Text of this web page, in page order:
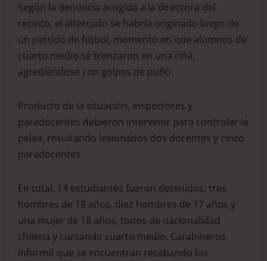
Según la denuncia acogida a la directora del
recinto, el altercado se habría originado luego de
un partido de fútbol, momento en que alumnos de
cuarto medio se trenzaron en una riña,
agrediéndose con golpes de puño.
Producto de la situación, inspectores y
paradocentes debieron intervenir para controlar la
pelea, resultando lesionados dos docentes y cinco
paradocentes.
En total, 14 estudiantes fueron detenidos: tres
hombres de 18 años, diez hombres de 17 años y
una mujer de 18 años, todos de nacionalidad
chilena y cursando cuarto medio. Carabineros
informó que se encuentran recabando los